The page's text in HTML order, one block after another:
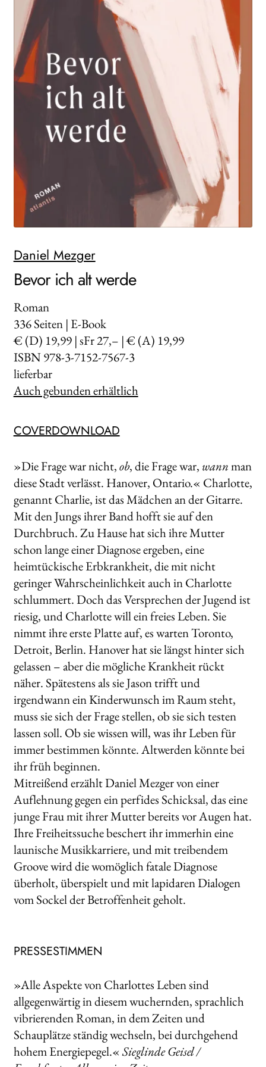
Daniel Mezger
Bevor ich alt werde
Roman
336Seiten | E-Book
€ (D) 19,99 | sFr 27,– | € (A) 19,99
ISBN 978-3-7152-7567-3
lieferbar
Auch gebunden erhältlich
COVERDOWNLOAD
»Die Frage war nicht,ob, die Frage war, wannman
diese Stadt verlässt. Hanover, Ontario.« Charlotte,
genannt Charlie, ist das Mädchen an der Gitarre.
Mit den Jungs ihrer Band hofft sie auf den
Durchbruch. Zu Hause hat sich ihre Mutter
schon lange einer Diagnose ergeben, eine
heimtückische Erbkrankheit, die mit nicht
geringer Wahrscheinlichkeit auch in Charlotte
schlummert. Doch das Versprechen der Jugend ist
riesig, und Charlotte will ein freies Leben. Sie
nimmt ihre erste Platte auf, es warten Toronto,
Detroit, Berlin. Hanover hat sie längst hinter sich
gelassen – aber die mögliche Krankheit rückt
näher. Spätestens als sie Jason trifft und
irgendwann ein Kinderwunsch im Raum steht,
muss sie sich der Frage stellen, ob sie sich testen
lassen soll. Ob sie wissen will, was ihr Leben für
immer bestimmen könnte. Altwerden könnte bei
ihr früh beginnen.
Mitreißend erzählt Daniel Mezger von einer
Auflehnung gegen ein perfides Schicksal, das eine
junge Frau mit ihrer Mutter bereits vor Augen hat.
Ihre Freiheitssuche beschert ihr immerhin eine
launische Musikkarriere, und mit treibendem
Groove wird die womöglich fatale Diagnose
überholt, überspielt und mit lapidaren Dialogen
vom Sockel der Betroffenheit geholt.
PRESSESTIMMEN
»Alle Aspekte von Charlottes Leben sind
allgegenwärtig in diesem wuchernden, sprachlich
vibrierenden Roman, in dem Zeiten und
Schauplätze ständig wechseln, bei durchgehend
hohem Energiepegel.«Sieglinde Geisel /